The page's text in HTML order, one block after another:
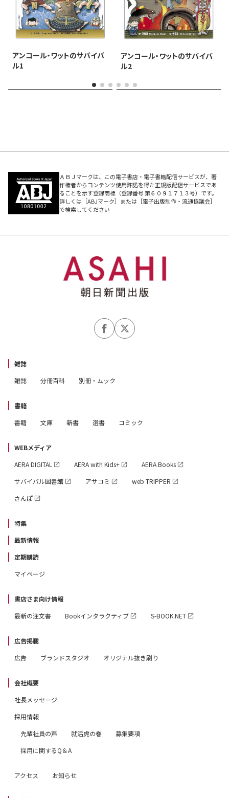
アンコール・ワットのサバイバ
ル1
アンコール・ワットのサバイバ
ル2
ＡＢＪマークは、この電子書店・電子書籍配信サービスが、著
作権者からコンテンツ使用許諾を得た正規版配信サービスであ
ることを示す登録商標（登録番号 第６０９１７１３号）です。
詳しくは［ABJマーク］または［電子出版制作・流通協議会］
で検索してください
雑誌
雑誌
分冊百科 別冊・ムック
書籍
書籍
文庫 新書 選書 コミック
WEBメディア
AERA DIGITAL
AERA with Kids+
AERA Books
サバイバル図書館
アサコミ
web TRIPPER
さんぽ
特集
最新情報
定期購読
マイページ
書店さま向け情報
最新の注文書
Bookインタラクティブ S-BOOK.NET
広告掲載
広告
ブランドスタジオ オリジナル抜き刷り
会社概要
社長メッセージ
採用情報
先輩社員の声
就活虎の巻
募集要項
採用に関するQ＆A
アクセス お知らせ